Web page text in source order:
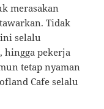
merasakan
Tidak
selalu
hingga pekerja
tetap nyaman
Cafe selalu